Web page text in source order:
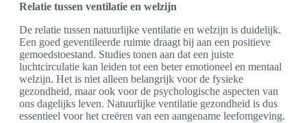
Relatie tussen ventilatie en welzijn
De relatie tussen natuurlijke ventilatie en welzijn is duidelijk.
Een goed geventileerde ruimte draagt bij aan een positieve
gemoedstoestand. Studies tonen aan dat een juiste
luchtcirculatie kan leiden tot een beter emotioneel en mentaal
welzijn. Het is niet alleen belangrijk voor de fysieke
gezondheid, maar ook voor de psychologische aspecten van
ons dagelijks leven. Natuurlijke ventilatie gezondheid is dus
essentieel voor het creëren van een aangename leefomgeving.